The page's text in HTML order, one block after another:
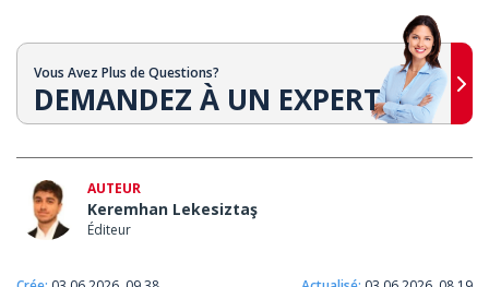
Vous Avez Plus de Questions?
DEMANDEZ À UN EXPERT
AUTEUR
Keremhan Lekesiztaş
Éditeur